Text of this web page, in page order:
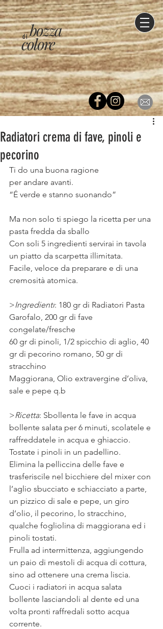
di
colore
bozza
Radiatori crema di fave, pinoli e
pecorino
Ti do una buona ragione
per andare avanti.
“É verde e stanno suonando”
Ma non solo ti spiego la ricetta per una
pasta fredda da sballo
Con soli 5 ingredienti servirai in tavola
un piatto da scarpetta illimitata.
Facile, veloce da preparare e di una
cremosità atomica.
>Ingredienti: 180 gr di Radiatori Pasta
Garofalo, 200 gr di fave
congelate/fresche
60 gr di pinoli, 1/2 spicchio di aglio, 40
gr di pecorino romano, 50 gr di
stracchino
Maggiorana, Olio extravergine d’oliva,
sale e pepe q.b
>Ricetta: Sbollenta le fave in acqua
bollente salata per 6 minuti, scolatele e
raffreddatele in acqua e ghiaccio.
Tostate i pinoli in un padellino.
Elimina la pelliccina delle fave e
trasferiscile nel bicchiere del mixer con
l’aglio sbucciato e schiacciato a parte,
un pizzico di sale e pepe, un giro
d’olio, il pecorino, lo stracchino,
qualche fogliolina di maggiorana ed i
pinoli tostati.
Frulla ad intermittenza, aggiungendo
un paio di mestoli di acqua di cottura,
sino ad ottenere una crema liscia.
Cuoci i radiatori in acqua salata
bollente lasciandoli al dente ed una
volta pronti raffredali sotto acqua
corrente.